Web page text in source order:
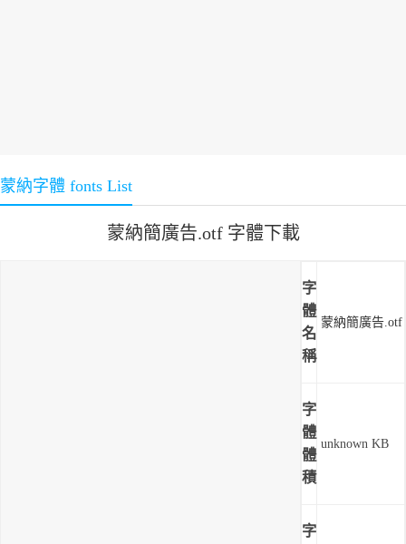
蒙納字體 fonts List
蒙納簡廣告.otf 字體下載
字
體
名
稱
蒙納簡廣告.otf
字
體
體
積
unknown KB
字